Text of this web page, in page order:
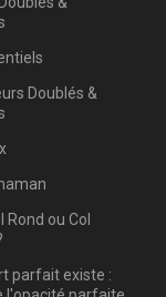
Doublés &
Rond ou Col
parfait existe :